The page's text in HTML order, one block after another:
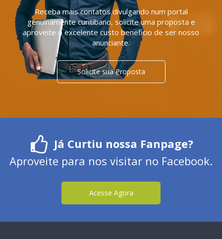
Receba mais contatos divulgando num portal
genuinamente curitibano, solicite uma proposta e
aproveite o excelente custo beneficio de ser nosso
anunciante.
Solicite sua Proposta
Já Curtiu nossa Fanpage?
Aproveite para nos visitar no Facebook.
Acesse Agora